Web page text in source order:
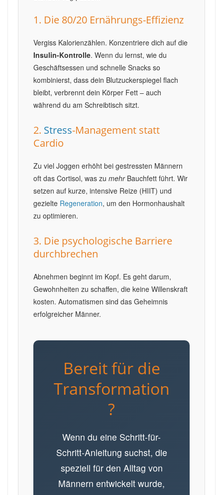
1. Die 80/20 Ernährungs-Effizienz
Vergiss Kalorienzählen. Konzentriere dich auf die
Insulin-Kontrolle. Wenn du lernst, wie du
Geschäftsessen und schnelle Snacks so
kombinierst, dass dein Blutzuckerspiegel flach
bleibt, verbrennt dein Körper Fett – auch
während du am Schreibtisch sitzt.
2. Stress-Management statt
Cardio
Zu viel Joggen erhöht bei gestressten Männern
oft das Cortisol, was zu mehrBauchfett führt. Wir
setzen auf kurze, intensive Reize (HIIT) und
gezielte Regeneration, um den Hormonhaushalt
zu optimieren.
3. Die psychologische Barriere
durchbrechen
Abnehmen beginnt im Kopf. Es geht darum,
Gewohnheiten zu schaffen, die keine Willenskraft
kosten. Automatismen sind das Geheimnis
erfolgreicher Männer.
Bereit für die
Transformation
?
Wenn du eine Schritt-für-
Schritt-Anleitung suchst, die
speziell für den Alltag von
Männern entwickelt wurde,